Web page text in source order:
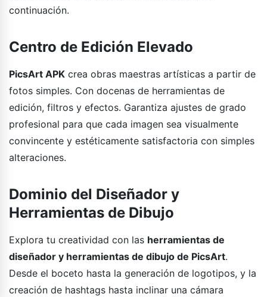
continuación.
Centro de Edición Elevado
PicsArt APK crea obras maestras artísticas a partir de
fotos simples. Con docenas de herramientas de
edición, filtros y efectos. Garantiza ajustes de grado
profesional para que cada imagen sea visualmente
convincente y estéticamente satisfactoria con simples
alteraciones.
Dominio del Diseñador y
Herramientas de Dibujo
Explora tu creatividad con las herramientas de
diseñador y herramientas de dibujo de PicsArt.
Desde el boceto hasta la generación de logotipos, y la
creación de hashtags hasta inclinar una cámara